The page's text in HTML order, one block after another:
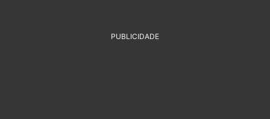
PUBLICIDADE